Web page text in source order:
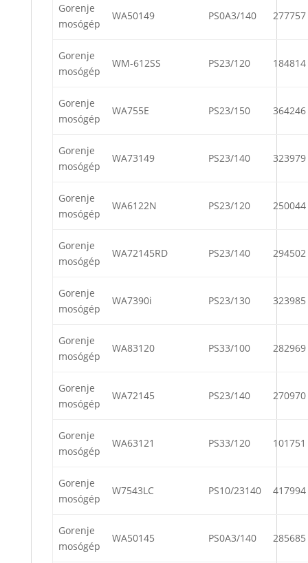
Gorenje
mosógép
WA50149 PS0A3/140 277757
Gorenje
mosógép
WM-612SS PS23/120 184814
Gorenje
mosógép
WA755E PS23/150 364246
Gorenje
mosógép
WA73149 PS23/140 323979
Gorenje
mosógép
WA6122N PS23/120 250044
Gorenje
mosógép
WA72145RD PS23/140 294502
Gorenje
mosógép
WA7390i PS23/130 323985
Gorenje
mosógép
WA83120 PS33/100 282969
Gorenje
mosógép
WA72145 PS23/140 270970
Gorenje
mosógép
WA63121 PS33/120 101751
Gorenje
mosógép
W7543LC PS10/23140 417994
Gorenje
mosógép
WA50145 PS0A3/140 285685